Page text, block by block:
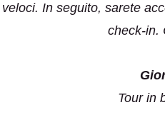
In seguito, sarete
check-in.
Tour in